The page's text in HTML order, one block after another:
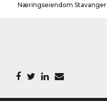
Næringseiendom Stavanger